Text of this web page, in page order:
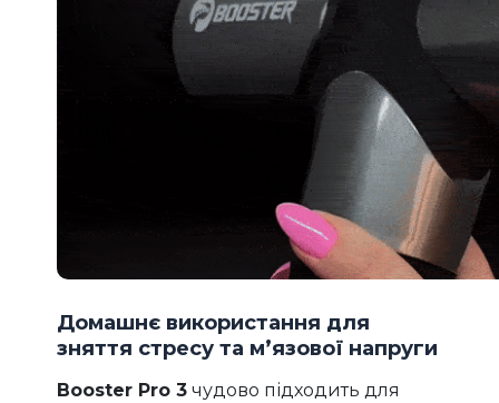
Домашнє використання для
зняття стресу та м’язової напруги
Booster Pro 3чудово підходить для